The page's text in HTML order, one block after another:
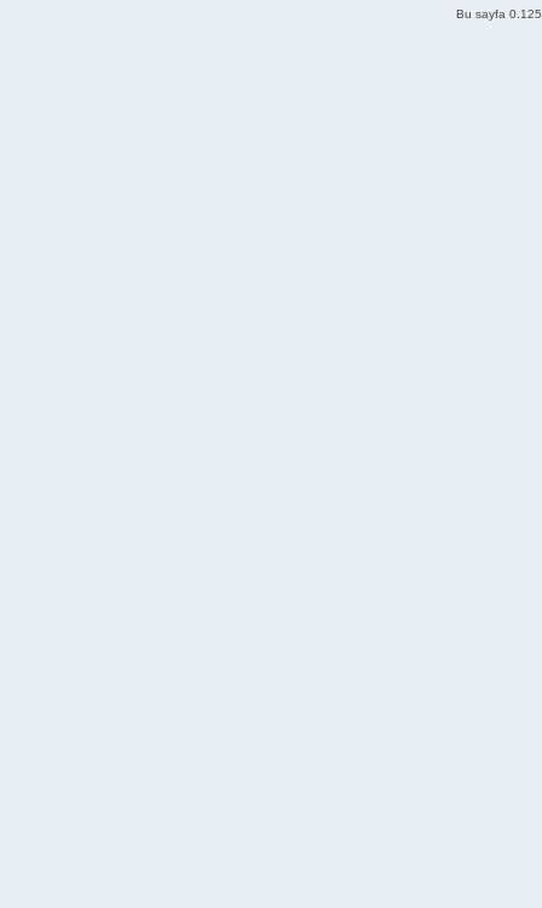
Bu sayfa